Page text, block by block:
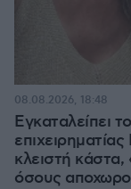
Εγκαταλείπει
κλειστή
όσους
08.08.2026, 18:48